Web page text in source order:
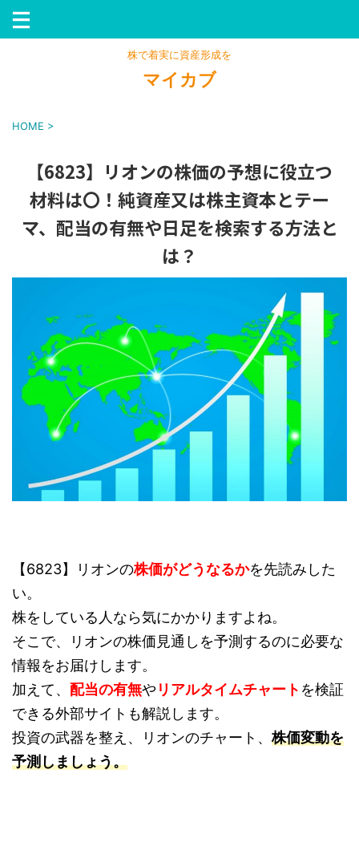
株で着実に資産形成を
マイカブ
HOME >
【6823】リオンの株価の予想に役立つ
材料は〇！純資産又は株主資本とテー
マ、配当の有無や日足を検索する方法と
は？
【6823】リオンの株価がどうなるかを先読みした
い。
株をしている人なら気にかかりますよね。
そこで、リオンの株価見通しを予測するのに必要な
情報をお届けします。
加えて、 配当の有無や リアルタイムチャート を検証
できる外部サイトも解説します。
投資の武器を整え、リオンのチャート、株価変動を
予測しましょう。